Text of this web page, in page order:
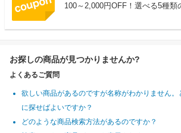
100～2,000円OFF！選べる5種類
お探しの商品が見つかりませんか?
よくあるご質問
欲しい商品があるのですが名称がわかりません。
に探せばよいですか？
どのような商品検索方法があるのですか？